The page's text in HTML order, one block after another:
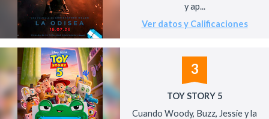
y ap...
Ver datos y Calificaciones
3
TOY STORY 5
Cuando Woody, Buzz, Jessie y la